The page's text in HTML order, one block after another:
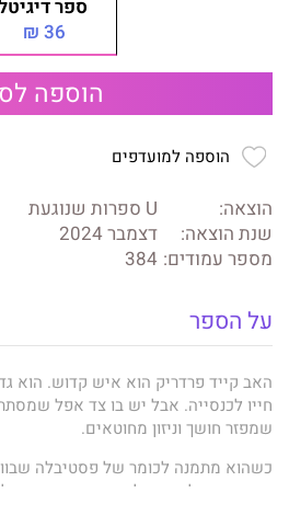
ספר
36 ₪
הוספה
הוספה למועדפים
הוצאה:
U ספרות שנוגעת
שנת הוצאה:
דצמבר 2024
מספר עמודים: 384
על הספר
האב קייד פרדריק הוא איש קדוש. הוא
חייו לכנסייה. אבל יש בו צד אפל
שמפזר חושך וניזון מחוטאים.
כשהוא מתמנה לכומר של פסטיבלה
בה יפה, אבל היא מלאה בייאוש –